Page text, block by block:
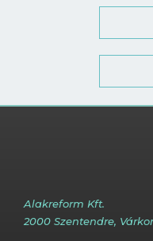
Alakreform Kft.
2000 Szentendre,